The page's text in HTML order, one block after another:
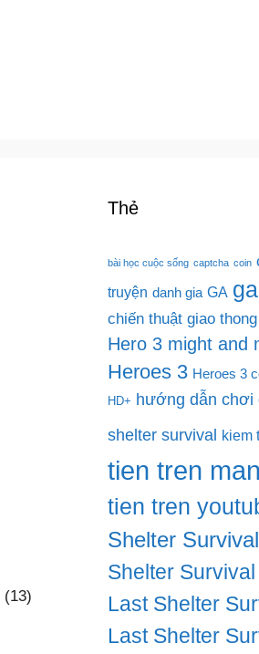
(13)
Thẻ
bài học cuộc sống captcha coin
truyện danh gia GA
chiến thuật giao thong
Hero 3 might and
Heroes 3 Heroes 3
HD+ hướng dẫn chơi
shelter survival kiem
tien tren
tien tren
Shelter Survival
Shelter
Last Shelter
Last Shelter